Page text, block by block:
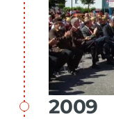
2009